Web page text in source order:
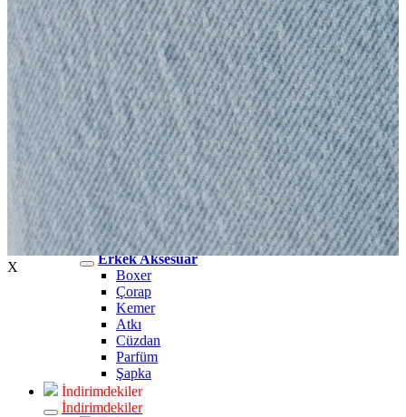
Erkek Jean
Erkek Jean
Pantolon
Ceket
Gömlek
Aksesuar
Aksesuar
Kadın Aksesuar
Kadın Aksesuar
Çorap
Bere
Eldiven
Kemer
Parfüm
Erkek Aksesuar
Erkek Aksesuar
Boxer
Çorap
Kemer
Atkı
Cüzdan
Parfüm
Şapka
İndirimdekiler
İndirimdekiler
X